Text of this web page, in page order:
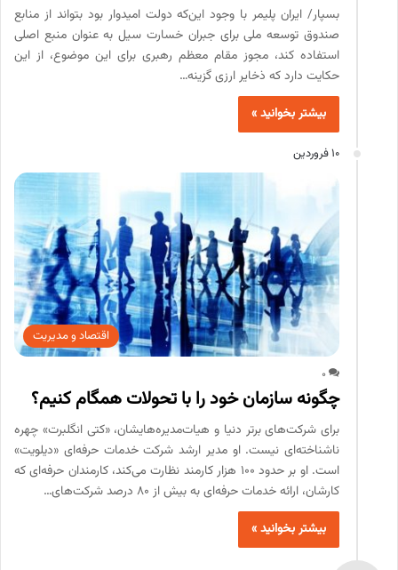
بسپار/ ایران پلیمر با وجود این‌که دولت امیدوار بود بتواند از منابع
صندوق توسعه ملی برای جبران خسارت سیل به عنوان منبع اصلی
استفاده کند، مجوز مقام معظم رهبری برای این موضوع، از این
حکایت دارد که ذخایر ارزی گزینه…
بیشتر بخوانید »
10 فروردین
اقتصاد و مدیریت
0
چگونه سازمان خود را با تحولات همگام کنیم؟
برای شرکت‌های برتر دنیا و هیات‌مدیره‌هایشان، «کتی انگلبرت» چهره
ناشناخته‌ای نیست. او مدیر ارشد شرکت خدمات حرفه‌ای «دیلویت»
است. او بر حدود ۱۰۰ هزار کارمند نظارت می‌کند، کارمندان حرفه‌ای که
کارشان، ارائه خدمات حرفه‌ای به بیش از ۸۰ درصد شرکت‌های…
بیشتر بخوانید »